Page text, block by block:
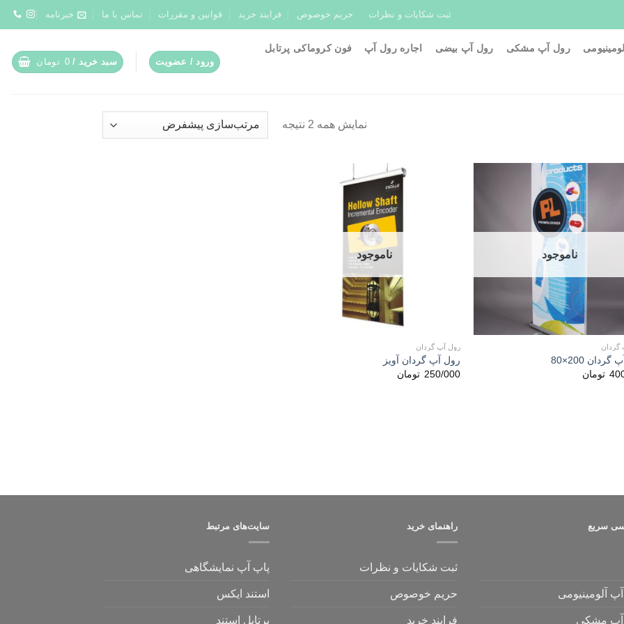
ثبت شکایات و نظرات حریم خوصوص فرایند خرید قوانین و مقررات تماس با ما خبرنامه
رول آپ مشکی رول آپ بیضی اجاره رول آپ فون کروماکی پرتابل
ورود / عضویت سبد خرید / 0 تومان
نمایش همه 2 نتیجه
مندی
ناموجود
گردان
200×80
تومان
ناموجود
رول آپ گردان
رول آپ گردان آویز
250/000 تومان
سریع
آلومینیومی
آپ مشکی
راهنمای خرید
ثبت شکایات و نظرات
حریم خوصوص
فرایند خرید
سایت‌های مرتبط
پاپ آپ نمایشگاهی
استند ایکس
پرتابل استند